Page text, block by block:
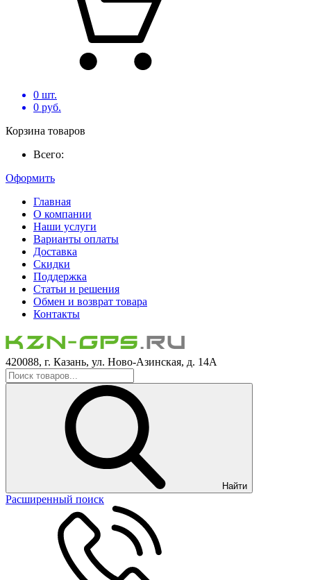
0 шт.
0 руб.
Корзина товаров
Всего:
Оформить
Главная
О компании
Наши услуги
Варианты оплаты
Доставка
Скидки
Поддержка
Статьи и решения
Обмен и возврат товара
Контакты
420088, г. Казань, ул. Ново-Азинская, д. 14А
Найти
Расширенный поиск